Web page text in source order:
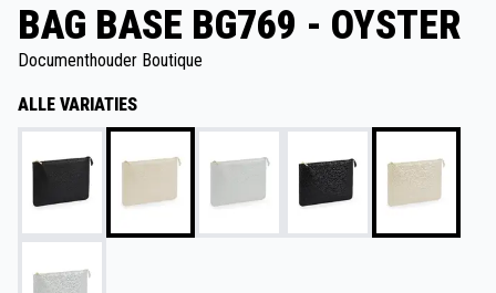
BAG BASE BG769 - OYSTER
Documenthouder Boutique
ALLE VARIATIES